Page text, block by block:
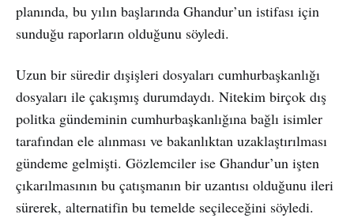
planında, bu yılın başlarında Ghandur’un istifası için
sunduğu raporların olduğunu söyledi.
Uzun bir süredir dışişleri dosyaları cumhurbaşkanlığı
dosyaları ile çakışmış durumdaydı. Nitekim birçok dış
politka gündeminin cumhurbaşkanlığına bağlı isimler
tarafından ele alınması ve bakanlıktan uzaklaştırılması
gündeme gelmişti. Gözlemciler ise Ghandur’un işten
çıkarılmasının bu çatışmanın bir uzantısı olduğunu ileri
sürerek, alternatifin bu temelde seçileceğini söyledi.